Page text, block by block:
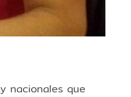
nacionales que